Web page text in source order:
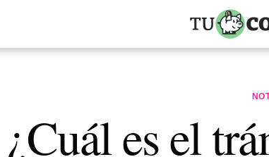
¿Cuál es el